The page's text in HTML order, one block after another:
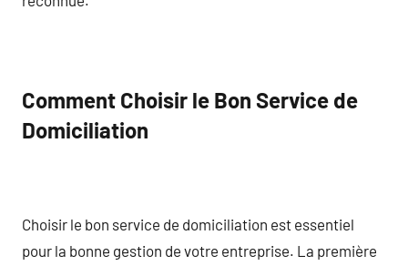
Comment Choisir le Bon Service de
Domiciliation
Choisir le bon service de domiciliation est essentiel
pour la bonne gestion de votre entreprise. La première